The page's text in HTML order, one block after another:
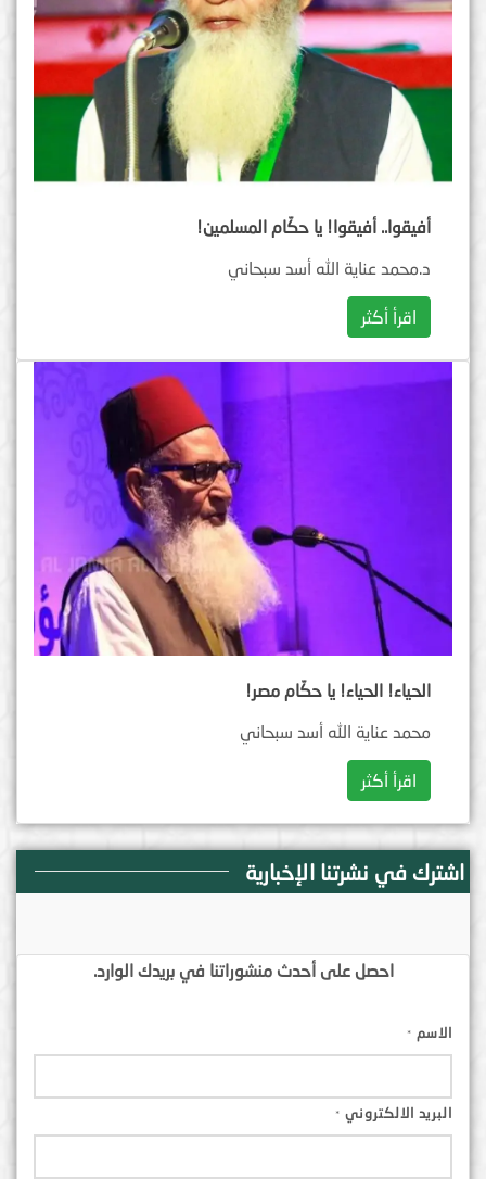
أفيقوا.. أفيقوا! يا حكّام المسلمين!
د.محمد عناية الله أسد سبحاني
اقرأ أكثر
الحياء! الحياء! يا حكّام مصر!
محمد عناية الله أسد سبحاني
اقرأ أكثر
اشترك في نشرتنا الإخبارية
احصل على أحدث منشوراتنا في بريدك الوارد.
الاسم *
البريد الالكتروني *